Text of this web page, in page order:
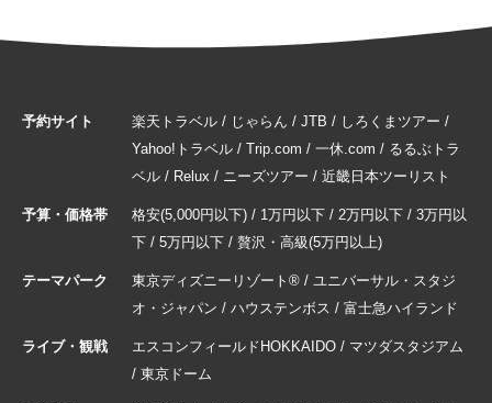
予約サイト 楽天トラベル / じゃらん / JTB / しろくまツアー /
Yahoo!トラベル / Trip.com / 一休.com / るるぶトラ
ベル / Relux / ニーズツアー / 近畿日本ツーリスト
予算・価格帯 格安(5,000円以下) / 1万円以下 / 2万円以下 / 3万円以
下 / 5万円以下 / 贅沢・高級(5万円以上)
テーマパーク 東京ディズニーリゾート® / ユニバーサル・スタジ
オ・ジャパン / ハウステンボス / 富士急ハイランド
ライブ・観戦 エスコンフィールドHOKKAIDO / マツダスタジアム
/ 東京ドーム